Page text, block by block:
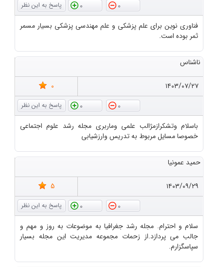
0
0
فناوری نوین برای علم پزشکی و علم مهندسی پزشکی بسیار مسمر
ثمر بوده است.
ناشناس
۱۴۰۳/۰۷/۲۷
0
0
0
باسلام وتشکرازمژالب علمی وماربری مجله رشد علوم اجتماعی
خصوصا مسایل مربوط به تدریس وارزشیابی
حمید عمونیا
۱۴۰۳/۰۹/۲۹
5
0
0
سلام و احترام. مجله رشد جغرافیا به موضوعات به روز و مهم و
جالب می پردازد.از زحمات مجموعه مدیریت این مجله بسیار
سپاسگزارم.